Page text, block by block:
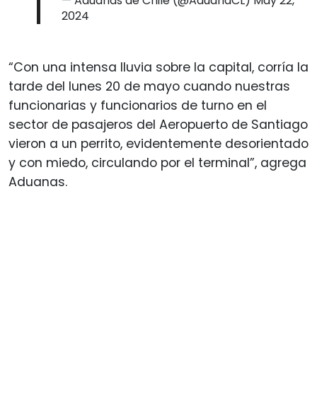
2024
“Con una intensa lluvia sobre la capital, corría la
tarde del lunes 20 de mayo cuando nuestras
funcionarias y funcionarios de turno en el
sector de pasajeros del Aeropuerto de Santiago
vieron a un perrito, evidentemente desorientado
y con miedo, circulando por el terminal”, agrega
Aduanas.